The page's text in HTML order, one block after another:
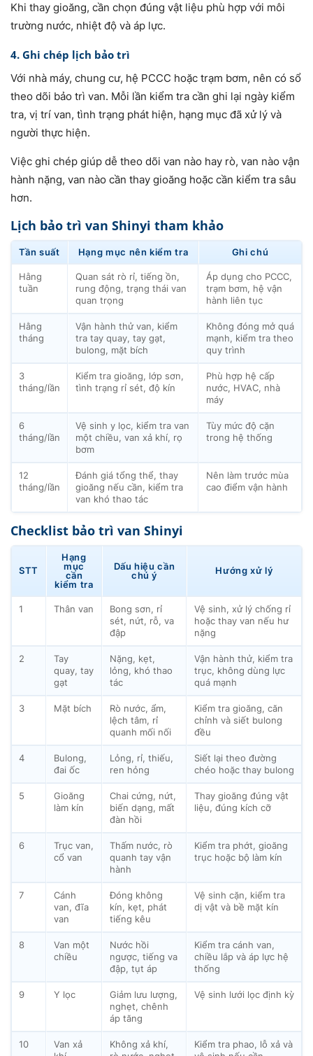
Khi thay gioăng, cần chọn đúng vật liệu phù hợp với môi
trường nước, nhiệt độ và áp lực.
4. Ghi chép lịch bảo trì
Với nhà máy, chung cư, hệ PCCC hoặc trạm bơm, nên có sổ
theo dõi bảo trì van. Mỗi lần kiểm tra cần ghi lại ngày kiểm
tra, vị trí van, tình trạng phát hiện, hạng mục đã xử lý và
người thực hiện.
Việc ghi chép giúp dễ theo dõi van nào hay rò, van nào vận
hành nặng, van nào cần thay gioăng hoặc cần kiểm tra sâu
hơn.
Lịch bảo trì van Shinyi tham khảo
Tần suất Hạng mục nên kiểm tra Ghi chú
Hằng
tuần
Quan sát rò rỉ, tiếng ồn,
rung động, trạng thái van
quan trọng
Áp dụng cho PCCC,
trạm bơm, hệ vận
hành liên tục
Hằng
tháng
Vận hành thử van, kiểm
tra tay quay, tay gạt,
bulong, mặt bích
Không đóng mở quá
mạnh, kiểm tra theo
quy trình
3
tháng/lần
Kiểm tra gioăng, lớp sơn,
tình trạng rỉ sét, độ kín
Phù hợp hệ cấp
nước, HVAC, nhà
máy
6
tháng/lần
Vệ sinh y lọc, kiểm tra van
một chiều, van xả khí, rọ
bơm
Tùy mức độ cặn
trong hệ thống
12
tháng/lần
Đánh giá tổng thể, thay
gioăng nếu cần, kiểm tra
van khó thao tác
Nên làm trước mùa
cao điểm vận hành
Checklist bảo trì van Shinyi
STT
Hạng
mục
cần
kiểm tra
Dấu hiệu cần
chú ý
Hướng xử lý
1 Thân van
Bong sơn, rỉ
sét, nứt, rỗ, va
đập
Vệ sinh, xử lý chống rỉ
hoặc thay van nếu hư
nặng
2
Tay
quay, tay
gạt
Nặng, kẹt,
lỏng, khó thao
tác
Vận hành thử, kiểm tra
trục, không dùng lực
quá mạnh
3 Mặt bích
Rò nước, ẩm,
lệch tâm, rỉ
quanh mối nối
Kiểm tra gioăng, căn
chỉnh và siết bulong
đều
4
Bulong,
đai ốc
Lỏng, rỉ, thiếu,
ren hỏng
Siết lại theo đường
chéo hoặc thay bulong
5
Gioăng
làm kín
Chai cứng, nứt,
biến dạng, mất
đàn hồi
Thay gioăng đúng vật
liệu, đúng kích cỡ
6
Trục van,
cổ van
Thấm nước, rò
quanh tay vận
hành
Kiểm tra phớt, gioăng
trục hoặc bộ làm kín
7
Cánh
van, đĩa
van
Đóng không
kín, kẹt, phát
tiếng kêu
Vệ sinh cặn, kiểm tra
dị vật và bề mặt kín
8
Van một
chiều
Nước hồi
ngược, tiếng va
đập, tụt áp
Kiểm tra cánh van,
chiều lắp và áp lực hệ
thống
9 Y lọc
Giảm lưu lượng,
nghẹt, chênh
áp tăng
Vệ sinh lưới lọc định kỳ
10
Van xả
Không xả khí,
Kiểm tra phao, lỗ xả và